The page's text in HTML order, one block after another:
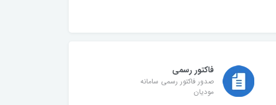
فاکتور رسمی
صدور فاکتور رسمی سامانه
مودیان